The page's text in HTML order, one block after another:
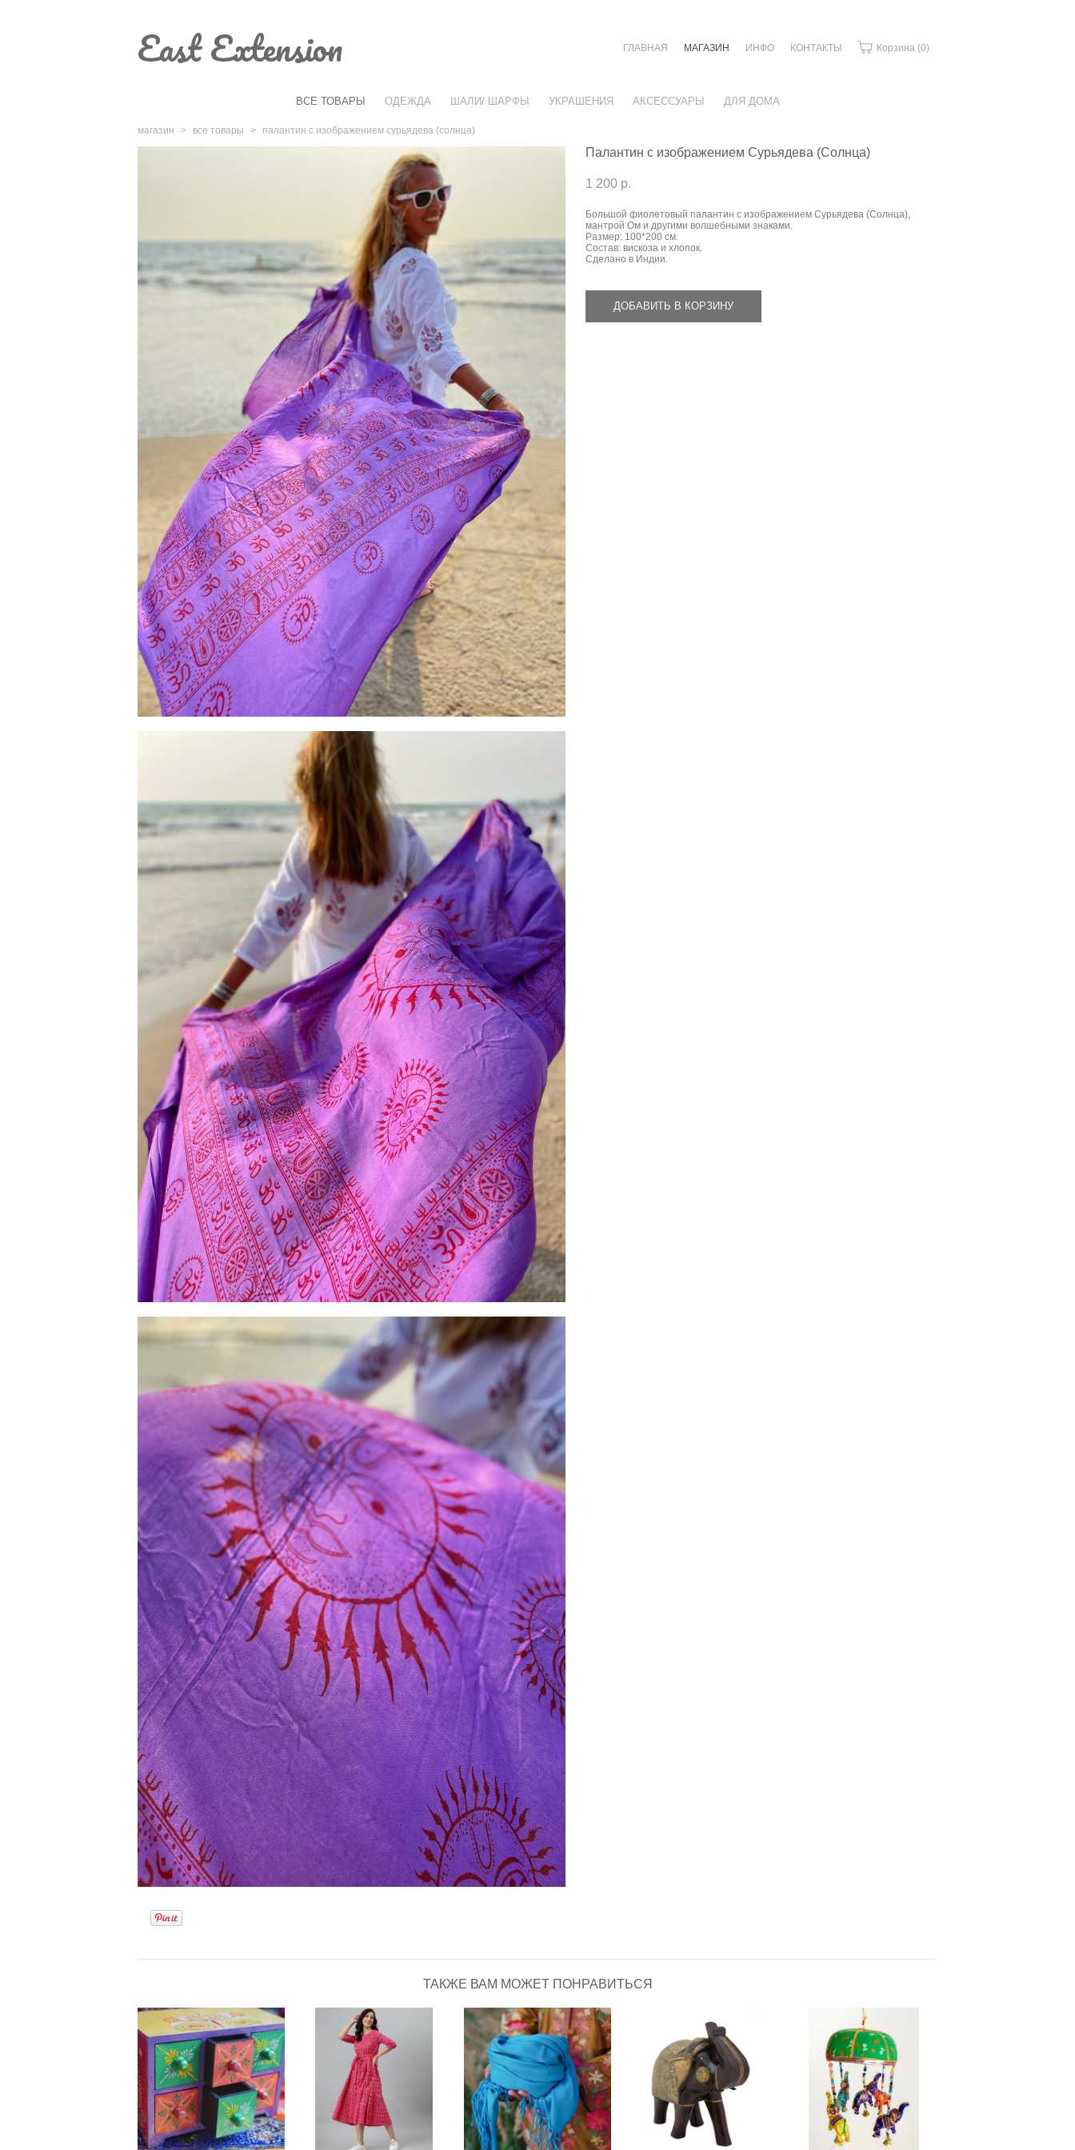
East Extension ГЛАВНАЯ МАГАЗИН ИНФО КОНТАКТЫ Корзина (0)
ВСЕ ТОВАРЫ ОДЕЖДА ШАЛИ/ ШАРФЫ УКРАШЕНИЯ АКСЕССУАРЫ ДЛЯ ДОМА
магазин > все товары > палантин с изображением сурьядева (солнца)
Палантин с изображением Сурьядева (Солнца)
1 200 p.
Большой фиолетовый палантин с изображением Сурьядева (Солнца),
мантрой Ом и другими волшебными знаками.
Размер: 100*200 см.
Состав: вискоза и хлопок.
Сделано в Индии.
ДОБАВИТЬ В КОРЗИНУ
ТАКЖЕ ВАМ МОЖЕТ ПОНРАВИТЬСЯ